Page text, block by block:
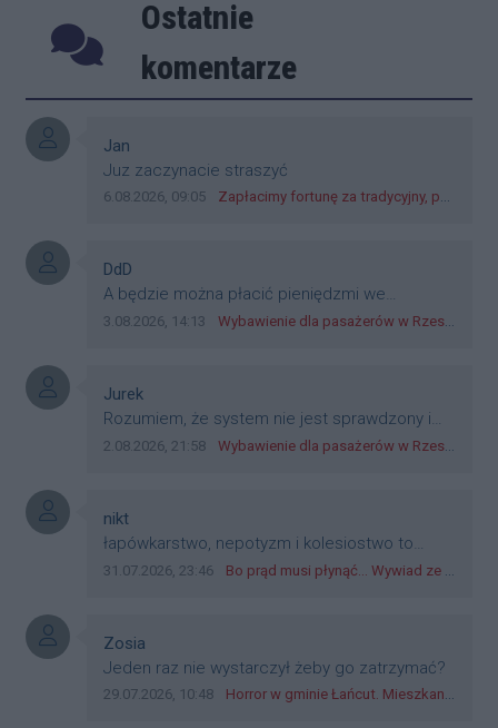
Podkarpackie Hospicjum dla Dzieci w
Rzeszowie.
Ostatnie
komentarze
Autor komentarza:
Jan
Treść komentarza:
Juz zaczynacie straszyć
Data dodania komentarza:
6.08.2026, 09:05 Źródło komentarza:
Zapłacimy fortunę za tradycyjny, polski obiad?! Ceny ziemniaków w skupach skoczyły o 265 procent!
Autor komentarza:
DdD
Treść komentarza:
A będzie można płacić pieniędzmi we
wszystkich? Bo banknoty emitowane przez
plastik czy inne bliki. Zakrawa na
dyskryminację.
Data dodania komentarza:
3.08.2026, 14:13 Źródło komentarza:
Wybawienie dla pasażerów w Rzeszowie? W mieście ruszyły testy nowego rozwiązania
Autor komentarza:
Jurek
Treść komentarza:
Rozumiem, że system nie jest sprawdzony i
przetestowany. Wybieram się z mim młodym
przejazdów dadzą radę. Albo ogarną, jak to
teraz młode ludzie mówią.
Data dodania komentarza:
2.08.2026, 21:58 Źródło komentarza:
Wybawienie dla pasażerów w Rzeszowie? W mieście ruszyły testy nowego rozwiązania
Autor komentarza:
nikt
Treść komentarza:
łapówkarstwo, nepotyzm i kolesiostwo to
norma w pge dystrybucja rzeszów, takie ***e
zagorzali pisowcy
Data dodania komentarza:
31.07.2026, 23:46 Źródło komentarza:
Bo prąd musi płynąć... Wywiad ze Zbigniewem Możdżeniem - Dyrektorem Generalnym Oddziału PGE Dystrybucja w Rzeszowie
Autor komentarza:
Zosia
Treść komentarza:
Jeden raz nie wystarczył żeby go zatrzymać?
Data dodania komentarza:
29.07.2026, 10:48 Źródło komentarza:
Horror w gminie Łańcut. Mieszkaniec Rzeszowa terroryzował rodzinę nożem i zaatakował policjantów! [VIDEO]